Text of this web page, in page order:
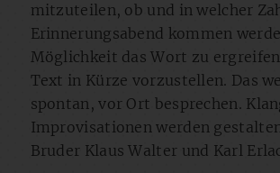
mitzuteilen, ob und in welcher
Erinnerungsabend kommen
Möglichkeit das Wort zu
Text in Kürze vorzustellen. Das
spontan, vor Ort besprechen.
Improvisationen werden
Bruder Klaus Walter und Karl